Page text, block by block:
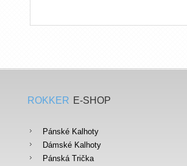
ROKKER E-SHOP
Pánské Kalhoty
Dámské Kalhoty
Pánská Trička